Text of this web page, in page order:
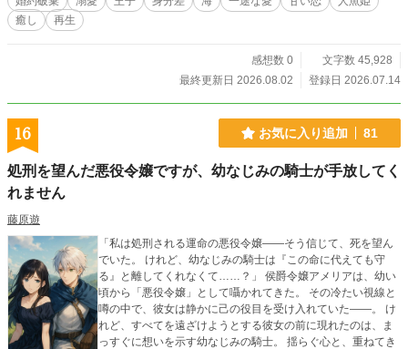
癒し
再生
感想数 0
文字数 45,928
最終更新日 2026.08.02
登録日 2026.07.14
16 お気に入り追加 81
処刑を望んだ悪役令嬢ですが、幼なじみの騎士が手放してく
れません
藤原遊
「私は処刑される運命の悪役令嬢――そう信じて、死を望ん
でいた。 けれど、幼なじみの騎士は『この命に代えても守
る』と離してくれなくて……？」 侯爵令嬢アメリアは、幼い
頃から「悪役令嬢」として囁かれてきた。 その冷たい視線と
噂の中で、彼女は静かに己の役目を受け入れていた――。 け
れど、すべてを遠ざけようとする彼女の前に現れたのは、ま
っすぐに想いを示す幼なじみの騎士。 揺らぐ心と、重ねてき